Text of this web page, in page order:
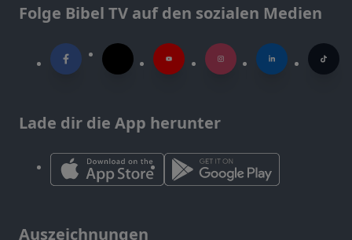
Folge Bibel TV auf den sozialen Medien
Lade dir die App herunter
Auszeichnungen